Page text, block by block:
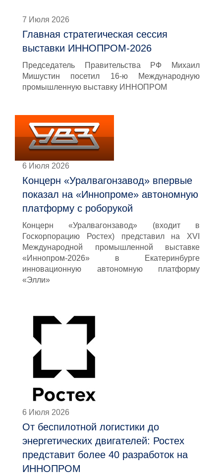
7 Июля 2026
Главная стратегическая сессия
выставки ИННОПРОМ-2026
Председатель Правительства РФ Михаил
Мишустин посетил 16-ю Международную
промышленную выставку ИННОПРОМ
6 Июля 2026
Концерн «Уралвагонзавод» впервые
показал на «Иннопроме» автономную
платформу с роборукой
Концерн «Уралвагонзавод» (входит в
Госкорпорацию Ростех) представил на XVI
Международной промышленной выставке
«Иннопром-2026» в Екатеринбурге
инновационную автономную платформу
«Элли»
6 Июля 2026
От беспилотной логистики до
энергетических двигателей: Ростех
представит более 40 разработок на
ИННОПРОМ